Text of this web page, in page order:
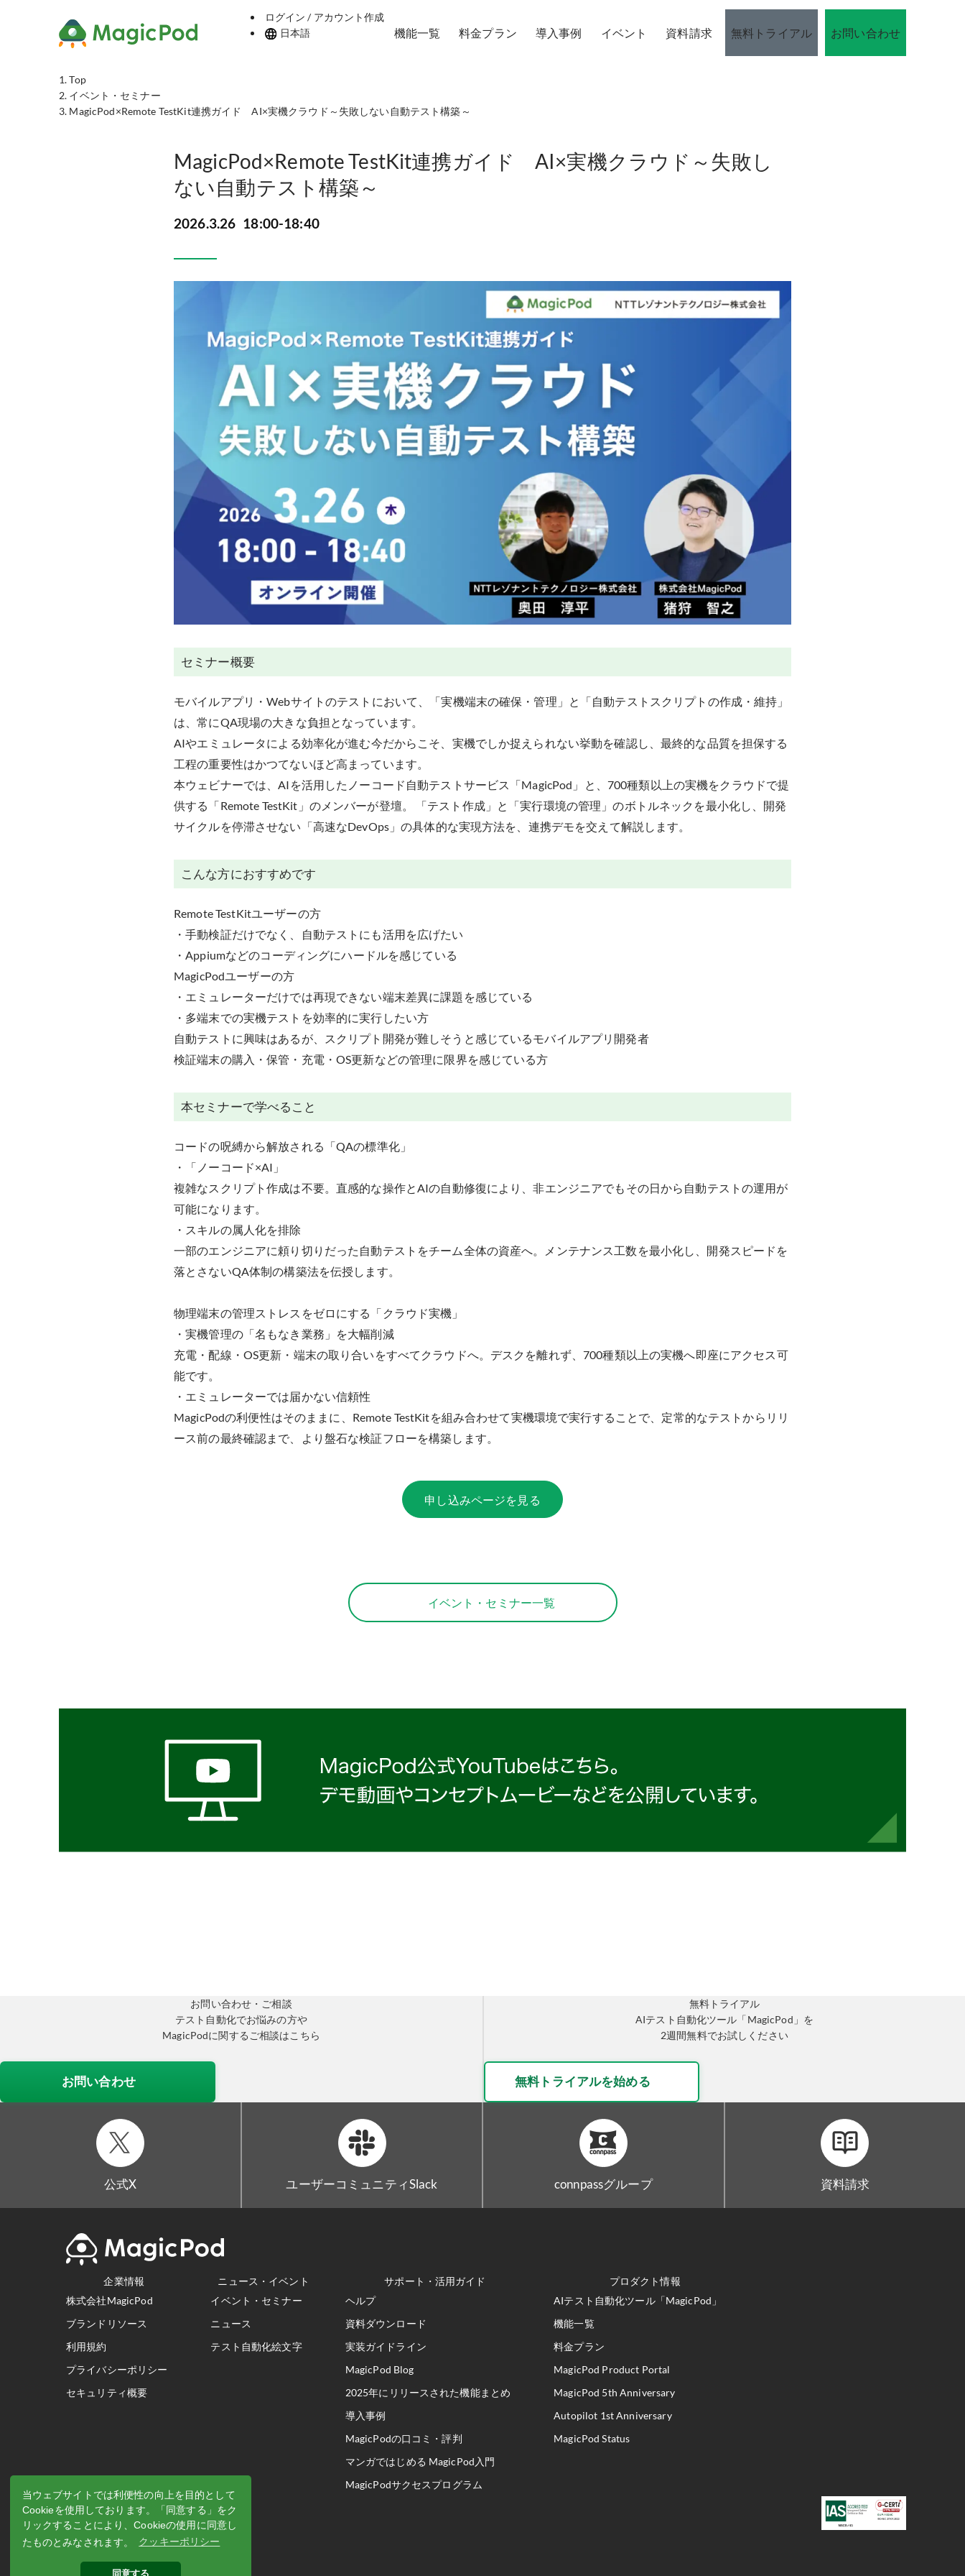
当ウェブサイトでは利便性の向上を目的として
Cookieを使用しております。「同意する」をク
リックすることにより、Cookieの使用に同意し
たものとみなされます。
クッキーポリシー
同意する
ログイン / アカウント作成
日本語
機能一覧 料金プラン 導入事例 イベント 資料請求 無料トライアル お問い合わせ
Top
イベント・セミナー
MagicPod×Remote TestKit連携ガイド AI×実機クラウド～失敗しない自動テスト構築～
MagicPod×Remote TestKit連携ガイド AI×実機クラウド～失敗し
ない自動テスト構築～
2026.3.26 18:00-18:40
セミナー概要
モバイルアプリ・Webサイトのテストにおいて、「実機端末の確保・管理」と「自動テストスクリプトの作成・維持」
は、常にQA現場の大きな負担となっています。
AIやエミュレータによる効率化が進む今だからこそ、実機でしか捉えられない挙動を確認し、最終的な品質を担保する
工程の重要性はかつてないほど高まっています。
本ウェビナーでは、AIを活用したノーコード自動テストサービス「MagicPod」と、700種類以上の実機をクラウドで提
供する「Remote TestKit」のメンバーが登壇。 「テスト作成」と「実行環境の管理」のボトルネックを最小化し、開発
サイクルを停滞させない「高速なDevOps」の具体的な実現方法を、連携デモを交えて解説します。
こんな方におすすめです
Remote TestKitユーザーの方
・手動検証だけでなく、自動テストにも活用を広げたい
・Appiumなどのコーディングにハードルを感じている
MagicPodユーザーの方
・エミュレーターだけでは再現できない端末差異に課題を感じている
・多端末での実機テストを効率的に実行したい方
自動テストに興味はあるが、スクリプト開発が難しそうと感じているモバイルアプリ開発者
検証端末の購入・保管・充電・OS更新などの管理に限界を感じている方
本セミナーで学べること
コードの呪縛から解放される「QAの標準化」
・「ノーコード×AI」
複雑なスクリプト作成は不要。直感的な操作とAIの自動修復により、非エンジニアでもその日から自動テストの運用が
可能になります。
・スキルの属人化を排除
一部のエンジニアに頼り切りだった自動テストをチーム全体の資産へ。メンテナンス工数を最小化し、開発スピードを
落とさないQA体制の構築法を伝授します。
物理端末の管理ストレスをゼロにする「クラウド実機」
・実機管理の「名もなき業務」を大幅削減
充電・配線・OS更新・端末の取り合いをすべてクラウドへ。デスクを離れず、700種類以上の実機へ即座にアクセス可
能です。
・エミュレーターでは届かない信頼性
MagicPodの利便性はそのままに、Remote TestKitを組み合わせて実機環境で実行することで、定常的なテストからリリ
ース前の最終確認まで、より盤石な検証フローを構築します。
申し込みページを見る
イベント・セミナー一覧
お問い合わせ・ご相談
テスト自動化でお悩みの方や
MagicPodに関するご相談はこちら
お問い合わせ
無料トライアル
AIテスト自動化ツール「MagicPod」を
2週間無料でお試しください
無料トライアルを始める
公式X ユーザーコミュニティSlack connpassグループ 資料請求
企業情報
株式会社MagicPod
ブランドリソース
利用規約
プライバシーポリシー
セキュリティ概要
ニュース・イベント
イベント・セミナー
ニュース
テスト自動化絵文字
サポート・活用ガイド
ヘルプ
資料ダウンロード
実装ガイドライン
MagicPod Blog
2025年にリリースされた機能まとめ
導入事例
MagicPodの口コミ・評判
マンガではじめる MagicPod入門
MagicPodサクセスプログラム
プロダクト情報
AIテスト自動化ツール「MagicPod」
機能一覧
料金プラン
MagicPod Product Portal
MagicPod 5th Anniversary
Autopilot 1st Anniversary
MagicPod Status